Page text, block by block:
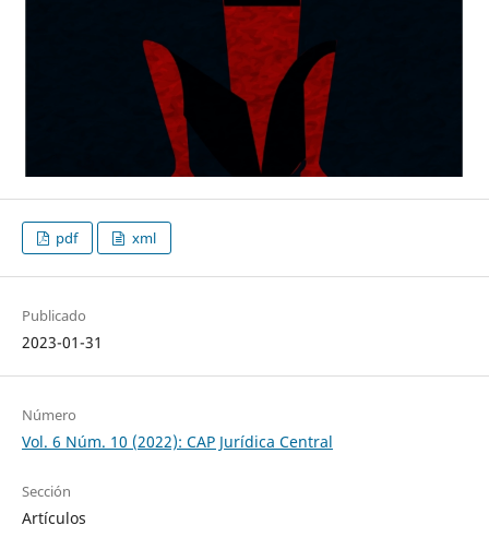
pdf xml
Publicado
2023-01-31
Número
Vol. 6 Núm. 10 (2022): CAP Jurídica Central
Sección
Artículos